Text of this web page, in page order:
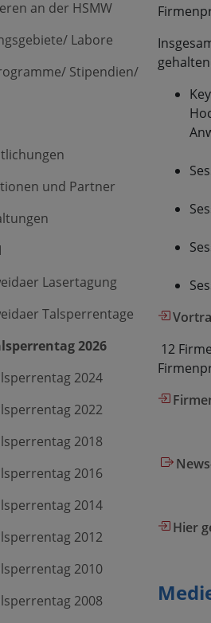
an der HSMW
Labore
Stipendien/
und Partner
Lasertagung
Talsperrentage
2026
2024
2022
2018
2016
2014
2012
2010
2008
12
Hier